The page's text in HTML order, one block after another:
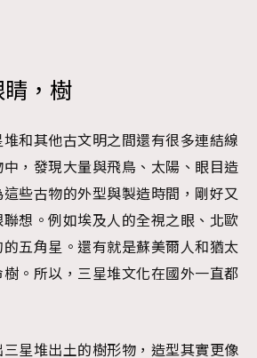
，樹
和其他古文明之間還有很多連結線
，發現大量與飛鳥、太陽、眼目造
些古物的外型與製造時間，剛好又
想。例如埃及人的全視之眼、北歐
五角星。還有就是蘇美爾人和猶太
。所以，三星堆文化在國外一直都
星堆出土的樹形物，造型其實更像